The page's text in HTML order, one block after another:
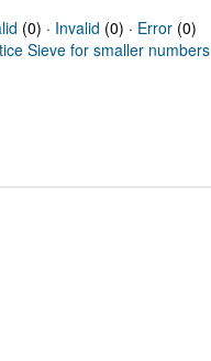
(0) · Invalid (0) · Error(0)
Sieve for smaller numbers